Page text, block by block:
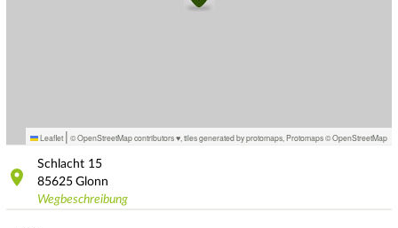
Leaflet | © OpenStreetMap contributors ♥, tiles generated by protomaps Protomaps©OpenStreetMap
Schlacht 15
85625 Glonn
Wegbeschreibung